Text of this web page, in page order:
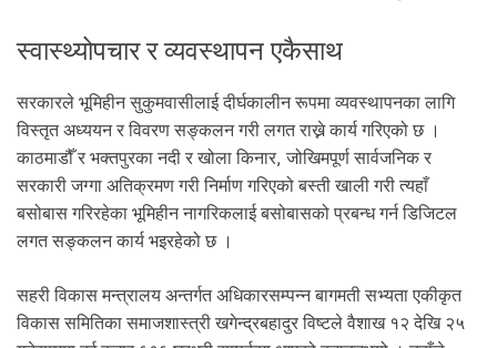
स्वास्थ्योपचार र व्यवस्थापन एकैसाथ
सरकारले भूमिहीन सुकुमवासीलाई दीर्घकालीन रूपमा व्यवस्थापनका लागि
विस्तृत अध्ययन र विवरण सङ्कलन गरी लगत राख्ने कार्य गरिएको छ ।
काठमाडौँ र भक्तपुरका नदी र खोला किनार, जोखिमपूर्ण सार्वजनिक र
सरकारी जग्गा अतिक्रमण गरी निर्माण गरिएको बस्ती खाली गरी त्यहाँ
बसोबास गरिरहेका भूमिहीन नागरिकलाई बसोबासको प्रबन्ध गर्न डिजिटल
लगत सङ्कलन कार्य भइरहेको छ ।
सहरी विकास मन्त्रालय अन्तर्गत अधिकारसम्पन्न बागमती सभ्यता एकीकृत
विकास समितिका समाजशास्त्री खगेन्द्रबहादुर विष्टले वैशाख १२ देखि २५